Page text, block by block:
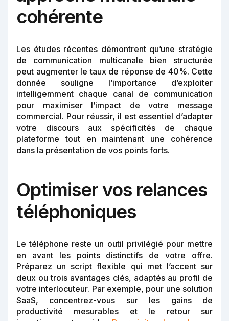
cohérente
Les études récentes démontrent qu’une stratégie
de communication multicanale bien structurée
peut augmenter le taux de réponse de 40%. Cette
donnée souligne l’importance d’exploiter
intelligemment chaque canal de communication
pour maximiser l’impact de votre message
commercial. Pour réussir, il est essentiel d’adapter
votre discours aux spécificités de chaque
plateforme tout en maintenant une cohérence
dans la présentation de vos points forts.
Optimiser vos relances
téléphoniques
Le téléphone reste un outil privilégié pour mettre
en avant les points distinctifs de votre offre.
Préparez un script flexible qui met l’accent sur
deux ou trois avantages clés, adaptés au profil de
votre interlocuteur. Par exemple, pour une solution
SaaS, concentrez-vous sur les gains de
productivité mesurables et le retour sur